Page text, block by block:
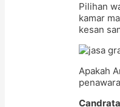
Pilihan
kamar
kesan
Apakah